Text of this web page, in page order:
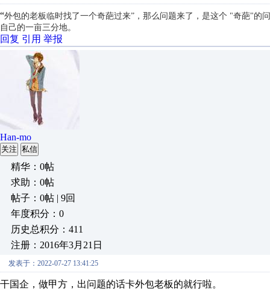
“外包的老板临时找了一个奇葩过来”，那么问题来了，是这个 "奇葩"的
自己的一亩三分地。
回复 引用 举报
Han-mo
关注 私信
精华：0帖
求助：0帖
帖子：0帖 | 9回
年度积分：0
历史总积分：411
注册：2016年3月21日
发表于：2022-07-27 13:41:25
干国企，做甲方，出问题的话卡外包老板的就行啦。